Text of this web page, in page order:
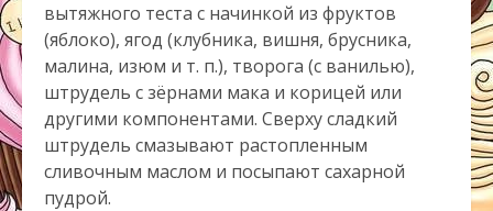
вытяжного теста с начинкой из фруктов
(яблоко), ягод (клубника, вишня, брусника,
малина, изюм и т. п.), творога (с ванилью),
штрудель с зёрнами мака и корицей или
другими компонентами. Сверху сладкий
штрудель смазывают растопленным
сливочным маслом и посыпают сахарной
пудрой.